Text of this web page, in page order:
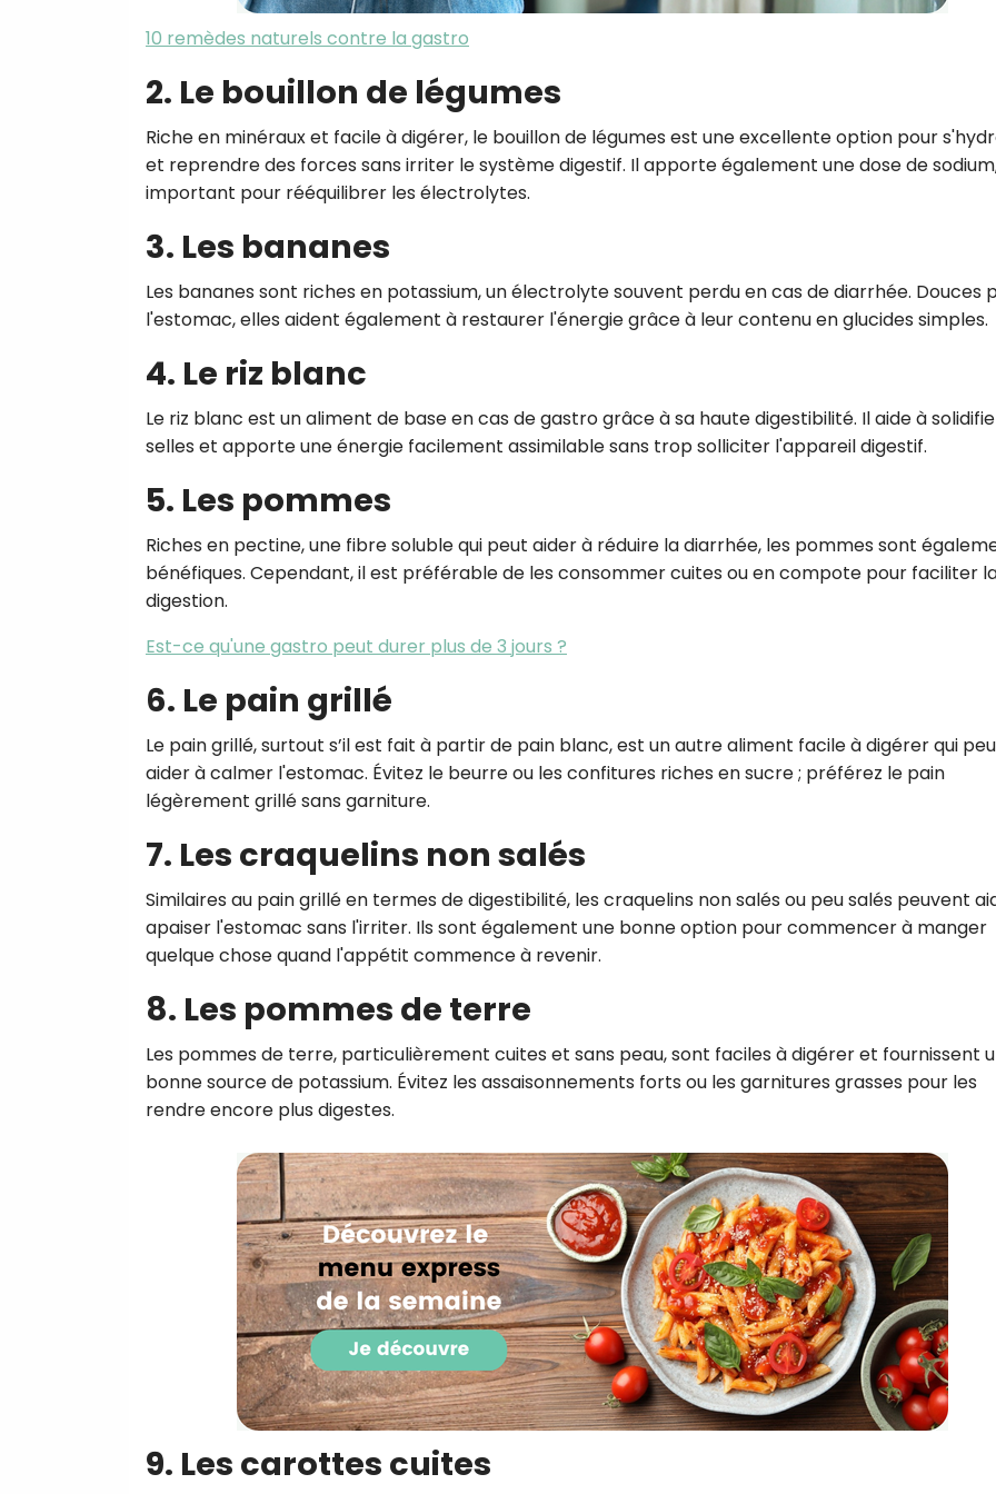
10 remèdes naturels contre la gastro
2. Le bouillon de légumes
Riche en minéraux et facile à digérer, le bouillon de légumes est une excellente option pour
et reprendre des forces sans irriter le système digestif. Il apporte également une dose de
important pour rééquilibrer les électrolytes.
3. Les bananes
Les bananes sont riches en potassium, un électrolyte souvent perdu en cas de diarrhée. Douces
l'estomac, elles aident également à restaurer l'énergie grâce à leur contenu en glucides simples.
4. Le riz blanc
Le riz blanc est un aliment de base en cas de gastro grâce à sa haute digestibilité. Il aide à
selles et apporte une énergie facilement assimilable sans trop solliciter l'appareil digestif.
5. Les pommes
Riches en pectine, une fibre soluble qui peut aider à réduire la diarrhée, les pommes sont
bénéfiques. Cependant, il est préférable de les consommer cuites ou en compote pour faciliter
digestion.
Est-ce qu'une gastro peut durer plus de 3 jours ?
6. Le pain grillé
Le pain grillé, surtout s’il est fait à partir de pain blanc, est un autre aliment facile à digérer qui
aider à calmer l'estomac. Évitez le beurre ou les confitures riches en sucre ; préférez le pain
légèrement grillé sans garniture.
7. Les craquelins non salés
Similaires au pain grillé en termes de digestibilité, les craquelins non salés ou peu salés peuvent
apaiser l'estomac sans l'irriter. Ils sont également une bonne option pour commencer à manger
quelque chose quand l'appétit commence à revenir.
8. Les pommes de terre
Les pommes de terre, particulièrement cuites et sans peau, sont faciles à digérer et fournissent
bonne source de potassium. Évitez les assaisonnements forts ou les garnitures grasses pour les
rendre encore plus digestes.
9. Les carottes cuites